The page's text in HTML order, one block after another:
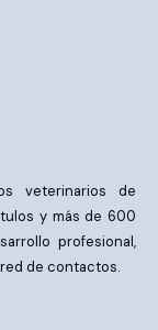
veterinarios de
y más de 600
profesional,
de contactos.